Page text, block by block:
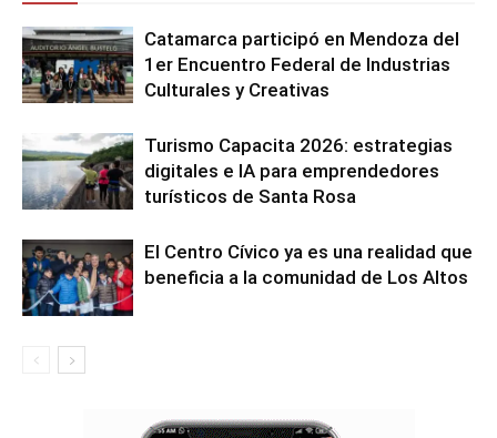
Catamarca participó en Mendoza del
1er Encuentro Federal de Industrias
Culturales y Creativas
Turismo Capacita 2026: estrategias
digitales e IA para emprendedores
turísticos de Santa Rosa
El Centro Cívico ya es una realidad que
beneficia a la comunidad de Los Altos